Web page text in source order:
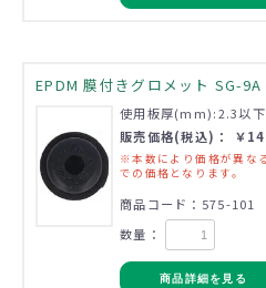
EPDM 膜付きグロメット SG-
使用板厚(mm):2.3以下
販売価格(税込)： ￥
※本数により価格が異な
での価格となります。
商品コード：575-101
数量：
商品詳細を見る